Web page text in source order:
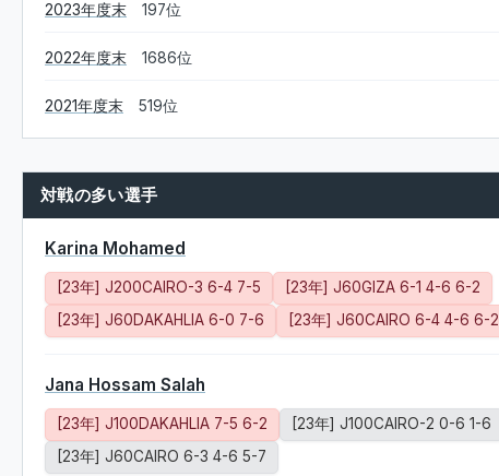
2023年度末 197位
2022年度末 1686位
2021年度末 519位
対戦の多い選手
Karina Mohamed
[23年] J200CAIRO-3 6-4 7-5
[23年] J60GIZA 6-1 4-6 6-2
[23年] J60DAKAHLIA 6-0 7-6
[23年] J60CAIRO 6-4 4-6 6-2
Jana Hossam Salah
[23年] J100DAKAHLIA 7-5 6-2
[23年] J100CAIRO-2 0-6 1-6
[23年] J60CAIRO 6-3 4-6 5-7